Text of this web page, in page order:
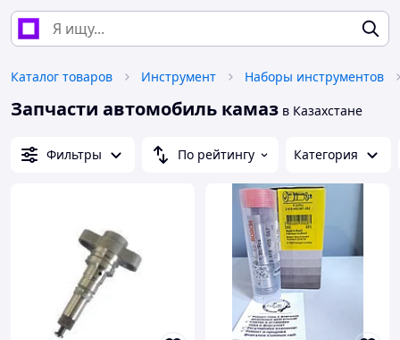
Каталог товаров Инструмент Наборы инструментов
Запчасти автомобиль камаз в Казахстане
Фильтры По рейтингу Категория